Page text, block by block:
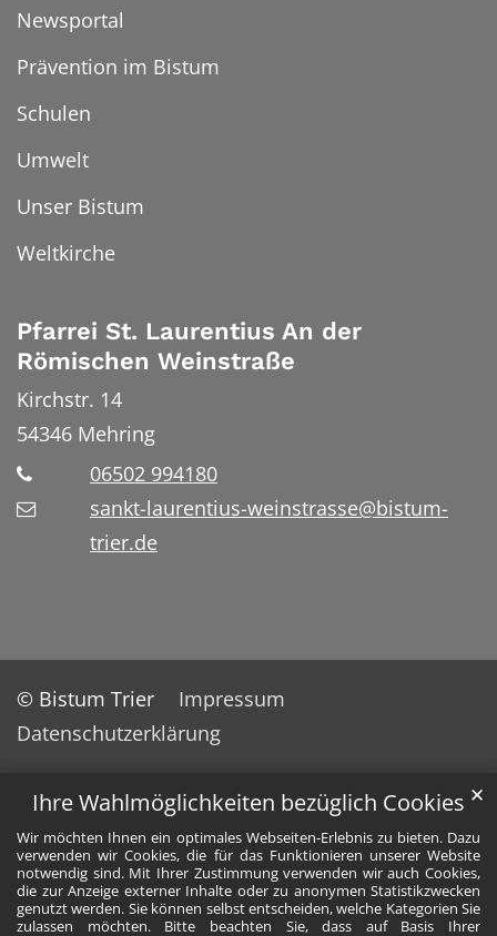
Ihre Wahlmöglichkeiten bezüglich Cookies
Wir möchten Ihnen ein optimales Webseiten-Erlebnis zu bieten. Dazu
verwenden wir Cookies, die für das Funktionieren unserer Website
notwendig sind. Mit Ihrer Zustimmung verwenden wir auch Cookies,
die zur Anzeige externer Inhalte oder zu anonymen Statistikzwecken
genutzt werden. Sie können selbst entscheiden, welche Kategorien Sie
zulassen möchten. Bitte beachten Sie, dass auf Basis Ihrer
✕
Newsportal
Prävention im Bistum
Schulen
Umwelt
Unser Bistum
Weltkirche
Pfarrei St. Laurentius An der
Römischen Weinstraße
Kirchstr. 14
54346 Mehring
06502 994180
sankt-laurentius-weinstrasse@bistum-
trier.de
© Bistum Trier
Impressum
Datenschutzerklärung